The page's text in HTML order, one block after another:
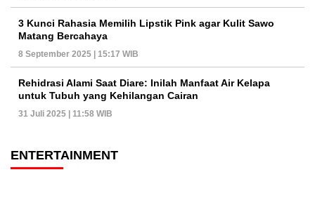
3 Kunci Rahasia Memilih Lipstik Pink agar Kulit Sawo
Matang Bercahaya
8 September 2025 | 15:17 WIB
Rehidrasi Alami Saat Diare: Inilah Manfaat Air Kelapa
untuk Tubuh yang Kehilangan Cairan
31 Juli 2025 | 11:58 WIB
ENTERTAINMENT